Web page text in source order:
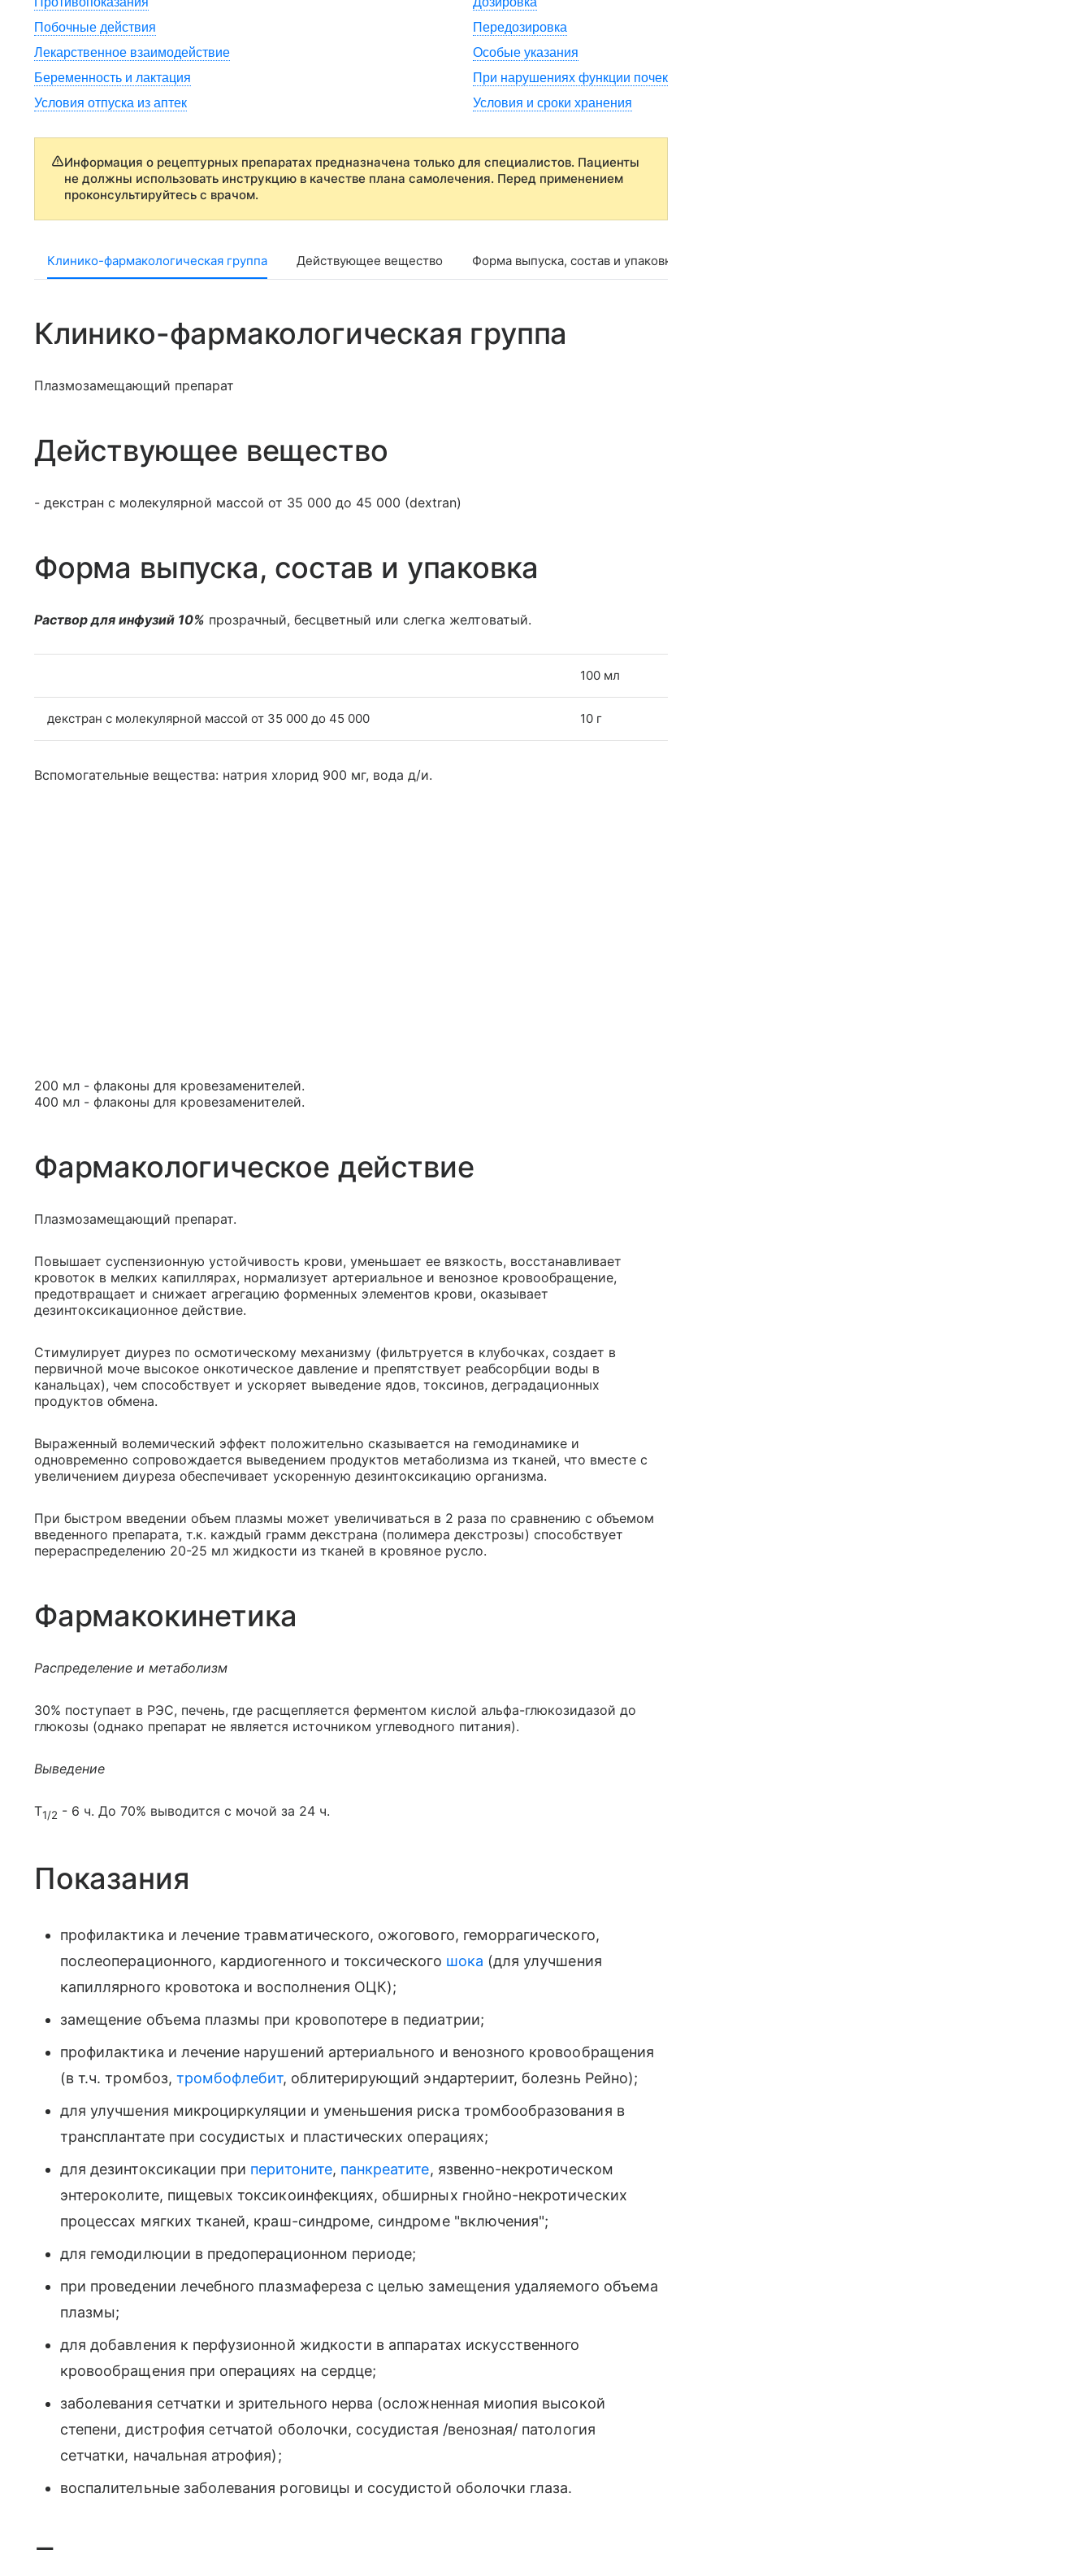
Побочные действия
Передозировка
Лекарственное взаимодействие
Особые указания
Беременность и лактация
При нарушениях функции почек
Условия отпуска из аптек
Условия и сроки хранения
Информация о рецептурных препаратах предназначена только для специалистов. Пациенты
не должны использовать инструкцию в качестве плана самолечения. Перед применением
проконсультируйтесь с врачом.
Клинико-фармакологическая группа Действующее вещество Форма выпуска, состав и упаковка
Клинико-фармакологическая группа
Плазмозамещающий препарат
Действующее вещество
- декстран с молекулярной массой от 35 000 до 45 000 (dextran)
Форма выпуска, состав и упаковка
Раствор для инфузий 10% прозрачный, бесцветный или слегка желтоватый.
100 мл
декстран с молекулярной массой от 35 000 до 45 000 10 г
Вспомогательные вещества: натрия хлорид 900 мг, вода д/и.
200 мл - флаконы для кровезаменителей.
400 мл - флаконы для кровезаменителей.
Фармакологическое действие
Плазмозамещающий препарат.
Повышает суспензионную устойчивость крови, уменьшает ее вязкость, восстанавливает
кровоток в мелких капиллярах, нормализует артериальное и венозное кровообращение,
предотвращает и снижает агрегацию форменных элементов крови, оказывает
дезинтоксикационное действие.
Стимулирует диурез по осмотическому механизму (фильтруется в клубочках, создает в
первичной моче высокое онкотическое давление и препятствует реабсорбции воды в
канальцах), чем способствует и ускоряет выведение ядов, токсинов, деградационных
продуктов обмена.
Выраженный волемический эффект положительно сказывается на гемодинамике и
одновременно сопровождается выведением продуктов метаболизма из тканей, что вместе с
увеличением диуреза обеспечивает ускоренную дезинтоксикацию организма.
При быстром введении объем плазмы может увеличиваться в 2 раза по сравнению с объемом
введенного препарата, т.к. каждый грамм декстрана (полимера декстрозы) способствует
перераспределению 20-25 мл жидкости из тканей в кровяное русло.
Фармакокинетика
Распределение и метаболизм
30% поступает в РЭС, печень, где расщепляется ферментом кислой альфа-глюкозидазой до
глюкозы (однако препарат не является источником углеводного питания).
Выведение
T1/2 - 6 ч. До 70% выводится с мочой за 24 ч.
Показания
профилактика и лечение травматического, ожогового, геморрагического,
послеоперационного, кардиогенного и токсического шока (для улучшения
капиллярного кровотока и восполнения ОЦК);
замещение объема плазмы при кровопотере в педиатрии;
профилактика и лечение нарушений артериального и венозного кровообращения
(в т.ч. тромбоз, тромбофлебит, облитерирующий эндартериит, болезнь Рейно);
для улучшения микроциркуляции и уменьшения риска тромбообразования в
трансплантате при сосудистых и пластических операциях;
для дезинтоксикации при перитоните, панкреатите, язвенно-некротическом
энтероколите, пищевых токсикоинфекциях, обширных гнойно-некротических
процессах мягких тканей, краш-синдроме, синдроме "включения";
для гемодилюции в предоперационном периоде;
при проведении лечебного плазмафереза с целью замещения удаляемого объема
плазмы;
для добавления к перфузионной жидкости в аппаратах искусственного
кровообращения при операциях на сердце;
заболевания сетчатки и зрительного нерва (осложненная миопия высокой
степени, дистрофия сетчатой оболочки, сосудистая /венозная/ патология
сетчатки, начальная атрофия);
воспалительные заболевания роговицы и сосудистой оболочки глаза.